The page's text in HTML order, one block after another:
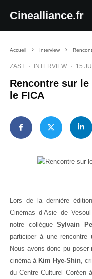
Cinealliance.fr
Accueil Interview
ZAST · INTERVIEW · 15
Rencontre sur
le FICA
Lors de la dernière
Cinémas d’Asie de
notre collègueSylvain
participer à une
Nous avons donc pu
cinéma à Kim Hye-Shin,
du Centre Culturel Coréen